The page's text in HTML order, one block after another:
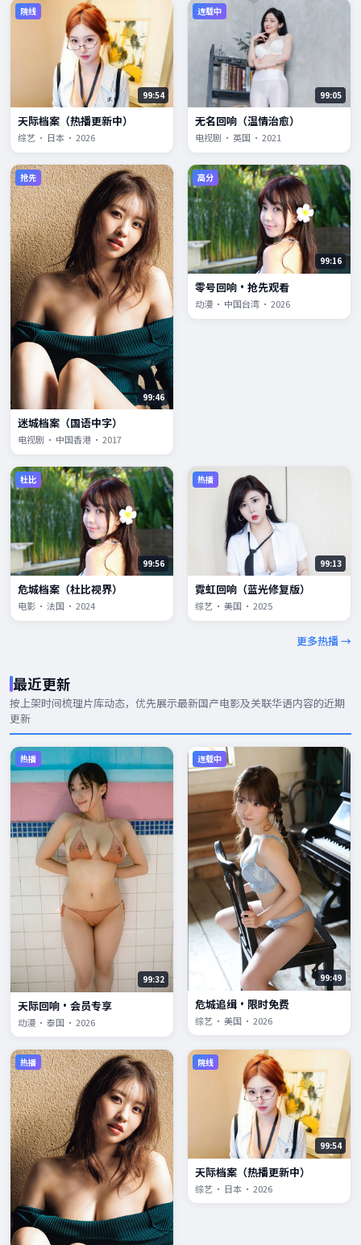
院线
99:54
天际档案（热播更新中）
综艺 · 日本 · 2026
连载中
99:05
无名回响（温情治愈）
电视剧 · 英国 · 2021
抢先
99:46
迷城档案（国语中字）
电视剧 · 中国香港 · 2017
高分
99:16
零号回响·抢先观看
动漫 · 中国台湾 · 2026
杜比
99:56
危城档案（杜比视界）
电影 · 法国 · 2024
热播
99:13
霓虹回响（蓝光修复版）
综艺 · 美国 · 2025
更多热播 →
最近更新
按上架时间梳理片库动态，优先展示最新国产电影及关联华语内容的近期
更新
热播
99:32
天际回响·会员专享
动漫 · 泰国 · 2026
连载中
99:49
危城追缉·限时免费
综艺 · 美国 · 2026
热播 院线
99:54
天际档案（热播更新中）
综艺 · 日本 · 2026